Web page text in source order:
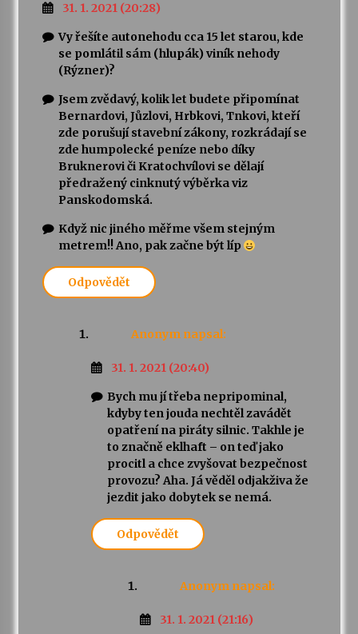
31. 1. 2021 (20:28)
Vy řešíte autonehodu cca 15 let starou, kde
se pomlátil sám (hlupák) viník nehody
(Rýzner)?
Jsem zvědavý, kolik let budete připomínat
Bernardovi, Jůzlovi, Hrbkovi, Tnkovi, kteří
zde porušují stavební zákony, rozkrádají se
zde humpolecké peníze nebo díky
Bruknerovi či Kratochvílovi se dělají
předražený cinknutý výběrka viz
Panskodomská.
Když nic jiného měřme všem stejným
metrem!! Ano, pak začne být líp
Odpovědět
Anonym napsal:
31. 1. 2021 (20:40)
Bych mu jí třeba nepripominal,
kdyby ten jouda nechtěl zavádět
opatření na piráty silnic. Takhle je
to značně eklhaft – on teď jako
procitl a chce zvyšovat bezpečnost
provozu? Aha. Já věděl odjakživa že
jezdit jako dobytek se nemá.
Odpovědět
Anonym napsal:
31. 1. 2021 (21:16)